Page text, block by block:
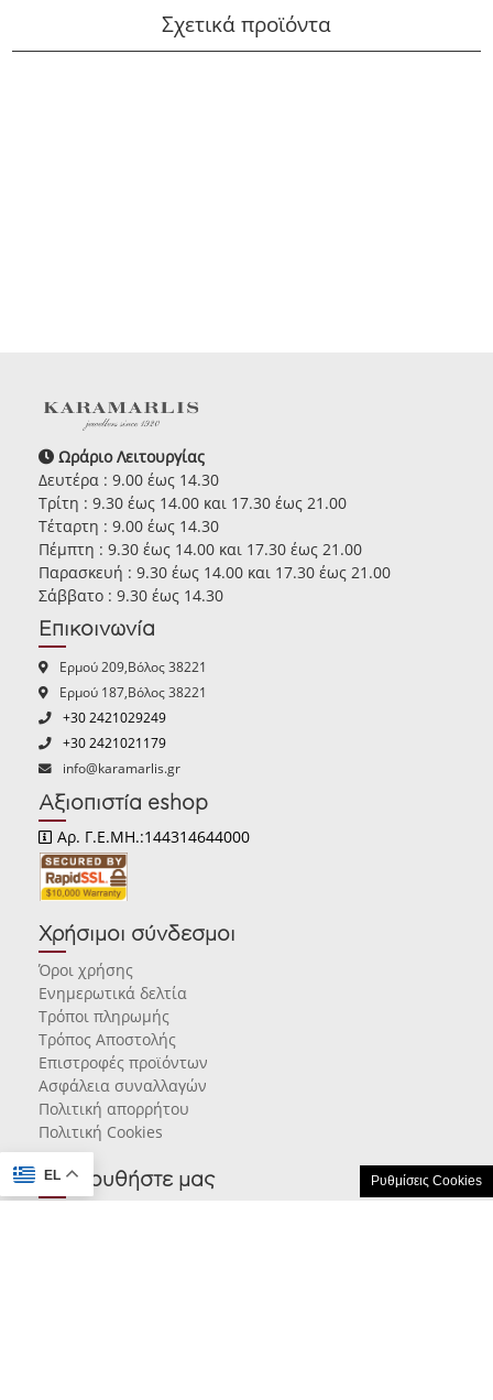
EL Ρυθμίσεις Cookies
Σχετικά προϊόντα
Ωράριο Λειτουργίας
Δευτέρα : 9.00 έως 14.30
Τρίτη : 9.30 έως 14.00 και 17.30 έως 21.00
Τέταρτη : 9.00 έως 14.30
Πέμπτη : 9.30 έως 14.00 και 17.30 έως 21.00
Παρασκευή : 9.30 έως 14.00 και 17.30 έως 21.00
Σάββατο : 9.30 έως 14.30
Επικοινωνία
Ερμού 209,Βόλος 38221
Ερμού 187,Βόλος 38221
+30 2421029249
+30 2421021179
info@karamarlis.gr
Αξιοπιστία eshop
Αρ. Γ.Ε.ΜΗ.:144314644000
Χρήσιμοι σύνδεσμοι
Όροι χρήσης
Ενημερωτικά δελτία
Τρόποι πληρωμής
Τρόπος Αποστολής
Επιστροφές προϊόντων
Ασφάλεια συναλλαγών
Πολιτική απορρήτου
Πολιτική Cookies
Ακολουθήστε μας